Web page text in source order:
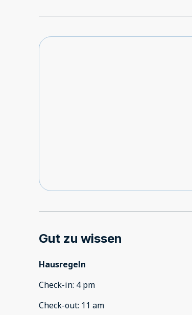
Gut zu wissen
Hausregeln
Check-in: 4 pm
Check-out: 11 am